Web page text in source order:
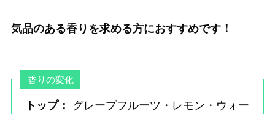
気品のある香りを求める方におすすめです！
香りの変化
トップ：
グレープフルーツ・レモン・ウォー